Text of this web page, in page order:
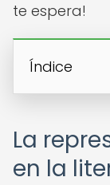
te espera!
Índice
La
en la